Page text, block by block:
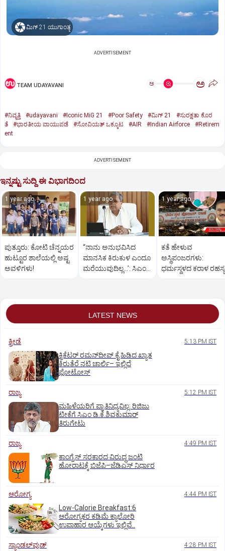
ಮಿಗ್‌ 21 ಯುಗಾಂತ್ಯ
ADVERTISEMENT
TEAM UDAYAVANI ಅ ಅ
#ನಿವೃತ್ತಿ #udayavani #Iconic MiG 21 #Poor Safety #ಮಿಗ್‌ 21
#ಸುರಕ್ಷತಾ ಕೊರ
ತೆ
#ಭಾರತೀಯ ವಾಯುಪಡೆ #ಸೋವಿಯತ್‌ ಒಕ್ಕೂಟ #AIR #Indian Airforce
#Retirem
ent
ADVERTISEMENT
ಇನ್ನಷ್ಟು ಸುದ್ದಿ ಈ ವಿಭಾಗದಿಂದ
1 year ago
ಪುತ್ತೂರು: ಕೋಟಿ ಚೆನ್ನಯರ
ಹುಟ್ಟೂರ ಶಾಲೆಯಲ್ಲಿ ಅಷ್ಟ
ಅವಳಿಗಳು!
1 year ago
“ನಾನು ಅನುಭವಿಸಿದ
ಮಾನಸಿಕ ಕಿರುಕುಳ ಎಂದೂ
ಮರೆಯುವುದಿಲ್ಲ…’: ಸಿಎಂ
1 year ago
ಕತೆ ಹೇಳುವ
ಅಸ್ಥಿಪಂಜರಗಳು:
ಧರ್ಮಸ್ಥಳದ‌ ಕರಾಳ ರಹಸ್ಯ
LATEST NEWS
ಕ್ರೀಡೆ 5:13 PM IST
ಕ್ರಿಕೆಟರ್‌ ರಮನ್‌ದೀಪ್‌ ಕೈ ಹಿಡಿದ ಖ್ಯಾತ
ಕಿರುತೆರೆ ನಟಿ ಚಾರ್ಲಿ– ಇಲ್ಲಿದೆ
ಫೋಟೋಸ್
ರಾಜ್ಯ 5:12 PM IST
ಮಹಿಳೆಯರಿಗೆ ಪ್ರಾತಿನಿಧ್ಯವಿಲ್ಲ: ರಿಜಿಜು
ಟೀಕೆಗೆ ಸಿಎಂ ಡಿ.ಕೆ.ಶಿವಕುಮಾರ್
ತಿರುಗೇಟು
ರಾಜ್ಯ 4:49 PM IST
ಕಾಂಗ್ರೆಸ್‌ ಸರಕಾರದ ವಿರುದ್ಧ ಜಂಟಿ
ಹೋರಾಟಕ್ಕೆ ಬಿಜೆಪಿ–ಜೆಡಿಎಸ್‌ ನಿರ್ಧಾರ
ಆರೋಗ್ಯ 4:44 PM IST
Low-Calorie Breakfast:6
ಆರೋಗ್ಯಕರ ಕಡಿಮೆ ಕ್ಯಾಲೋರಿ
ಉಪಾಹಾರ ಆಯ್ಕೆಗಳು ಇಲ್ಲಿವೆ..
ಸ್ಯಾಂಡಲ್‌ವುಡ್‌ 4:28 PM IST